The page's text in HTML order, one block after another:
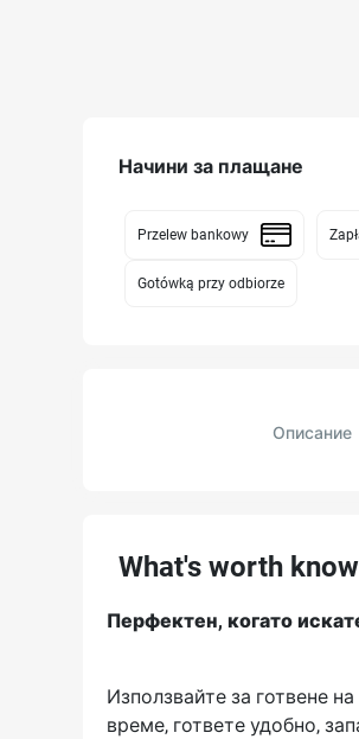
Начини за плащане
Przelew bankowy
Gotówką przy odbiorze
Описание
What's worth
Перфектен, когато
Използвайте за готвене
време, гответе удобно,